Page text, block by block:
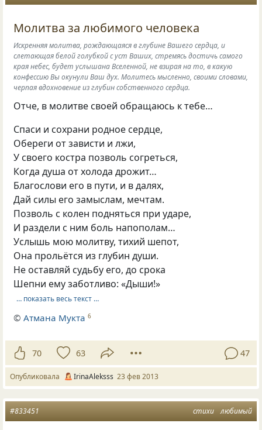
Молитва за любимого человека
Искренняя молитва, рождающаяся в глубине Вашего сердца, и
слетающая белой голубкой с уст Ваших, стремясь достичь самого
края небес, будет услышана Вселенной, не взирая на то, в какую
конфессию Вы окунули Ваш дух. Молитесь мысленно, своими словами,
черпая вдохновение из глубин собственного сердца.
Отче, в молитве своей обращаюсь к тебе…
Спаси и сохрани родное сердце,
Обереги от зависти и лжи,
У своего костра позволь согреться,
Когда душа от холода дрожит…
Благослови его в пути, и в далях,
Дай силы его замыслам, мечтам.
Позволь с колен подняться при ударе,
И раздели с ним боль напополам…
Услышь мою молитву, тихий шепот,
Она прольётся из глубин души.
Не оставляй судьбу его, до срока
Шепни ему заботливо: «Дыши!»
… показать весь текст …
©Атмана Мукта 6
70 63 47
Опубликовала IrinaAleksss 23 фев 2013
стихи любимый
#833451